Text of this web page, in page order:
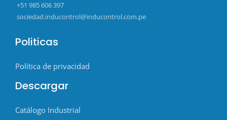
+51 985 606 397
sociedad.inducontrol@inducontrol.com.pe
Politicas
Política de privacidad
Descargar
Catálogo Industrial